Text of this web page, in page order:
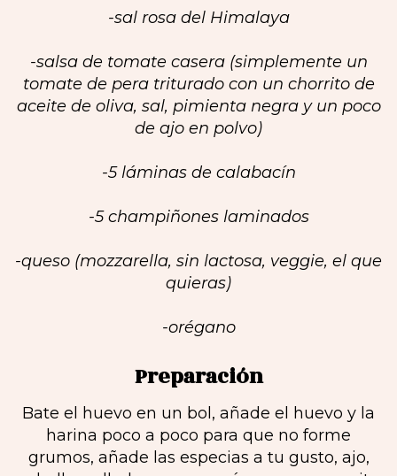
-sal rosa del Himalaya
-salsa de tomate casera (simplemente un
tomate de pera triturado con un chorrito de
aceite de oliva, sal, pimienta negra y un poco
de ajo en polvo)
-5 láminas de calabacín
-5 champiñones laminados
-queso (mozzarella, sin lactosa, veggie, el que
quieras)
-orégano
Preparación
Bate el huevo en un bol, añade el huevo y la
harina poco a poco para que no forme
grumos, añade las especias a tu gusto, ajo,